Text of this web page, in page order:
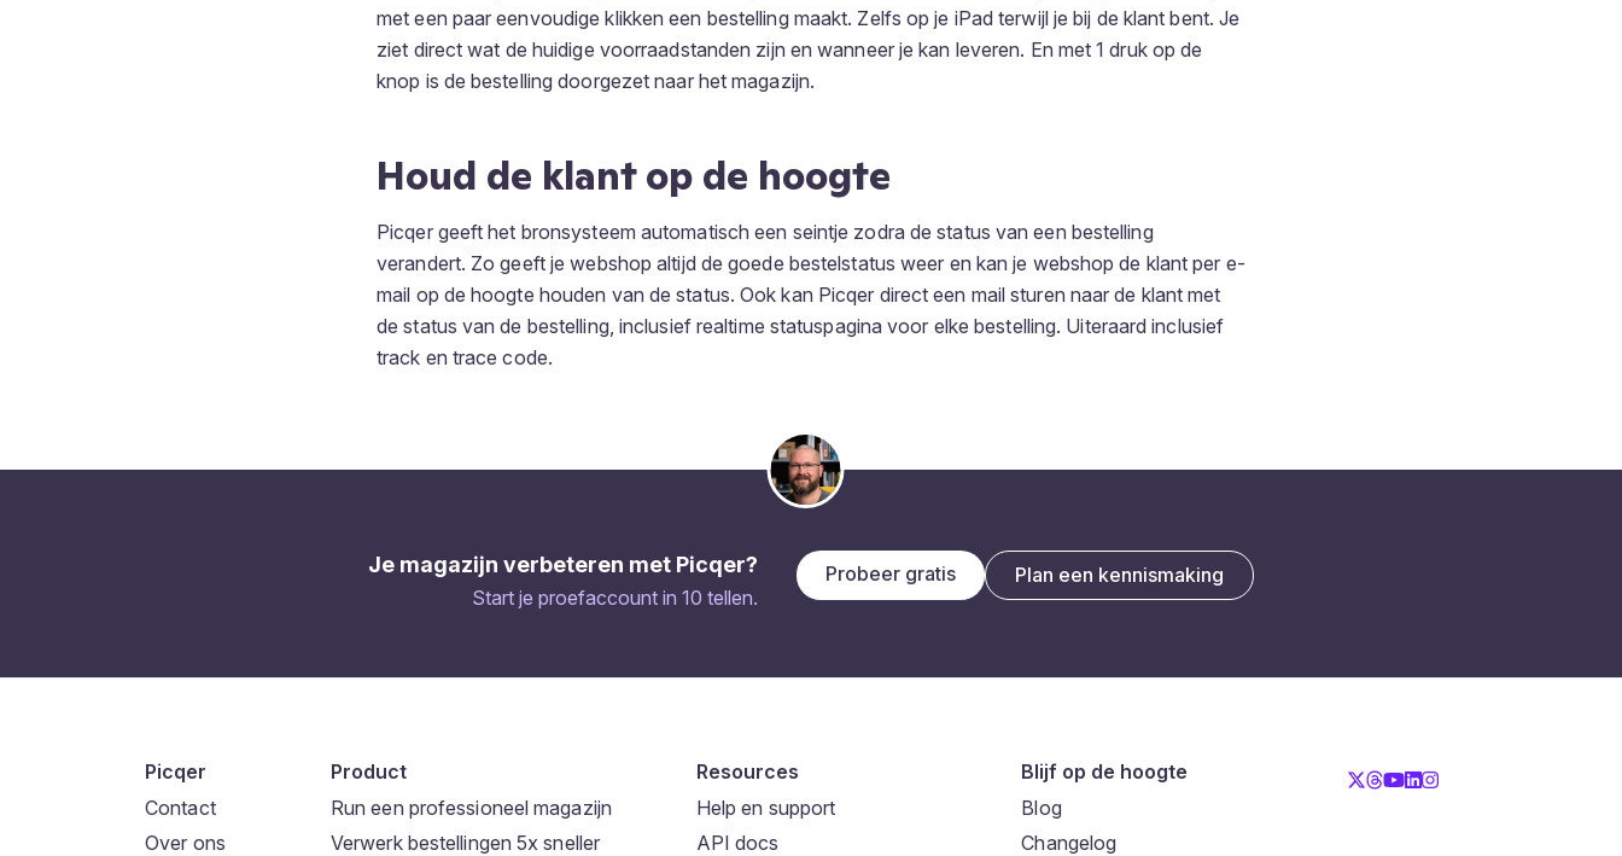
met een paar eenvoudige klikken een bestelling maakt. Zelfs op je iPad terwijl je bij de klant bent. Je
ziet direct wat de huidige voorraadstanden zijn en wanneer je kan leveren. En met 1 druk op de
knop is de bestelling doorgezet naar het magazijn.
Houd de klant op de hoogte
Picqer geeft het bronsysteem automatisch een seintje zodra de status van een bestelling
verandert. Zo geeft je webshop altijd de goede bestelstatus weer en kan je webshop de klant per e-
mail op de hoogte houden van de status. Ook kan Picqer direct een mail sturen naar de klant met
de status van de bestelling, inclusief realtime statuspagina voor elke bestelling. Uiteraard inclusief
track en trace code.
Je magazijn verbeteren met Picqer?
Start je proefaccount in 10 tellen.
Probeer gratis Plan een kennismaking
Picqer
Contact
Over ons
Product
Run een professioneel magazijn
Verwerk bestellingen 5x sneller
Resources
Help en support
API docs
Blijf op de hoogte
Blog
Changelog